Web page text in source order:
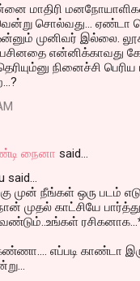
மாதிரி
சொல்வது... ஏண்டா
முனிவர் இல்லை.
என்னிக்காவது
நினைச்சி பெரிய
நைனா said…
முன் நீங்கள் ஒரு படம்
முதல் காட்சியே
எப்படி காண்டா